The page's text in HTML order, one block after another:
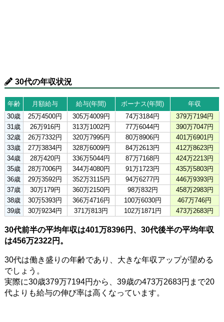
30代の年収状況
年齢 月額給与 給与(年間) ボーナス(年間)
年収
30歳
25万4500円 305万4009円 74万3184円
379万7194円
31歳
26万916円 313万1002円 77万6044円
390万7047円
32歳
26万7332円 320万7995円 80万8906円
401万6901円
33歳
27万3834円 328万6009円 84万2613円
412万8623円
34歳
28万420円 336万5044円 87万7168円
424万2213円
35歳
28万7006円 344万4080円 91万1723円
435万5803円
36歳
29万3592円 352万3115円 94万6277円
446万9393円
37歳
30万179円 360万2150円 98万832円
458万2983円
38歳
30万5393円 366万4716円 100万6030円
467万746円
39歳
30万9234円 371万813円 102万1871円 473万2683円
30代前半の平均年収は401万8396円、30代後半の平均年収
は456万2322円。
30代は働き盛りの年齢であり、大きな年収アップが望める
でしょう。
実際に30歳379万7194円から、39歳の473万2683円まで20
代よりも給与の伸び率は高くなっています。